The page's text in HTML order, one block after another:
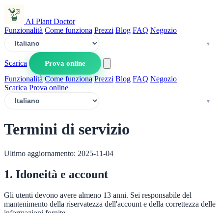
AI Plant Doctor
Funzionalità Come funziona Prezzi Blog FAQ Negozio
Scarica
Prova online
Funzionalità Come funziona Prezzi Blog FAQ Negozio
Scarica Prova online
Termini di servizio
Ultimo aggiornamento: 2025-11-04
1. Idoneità e account
Gli utenti devono avere almeno 13 anni. Sei responsabile del
mantenimento della riservatezza dell'account e della correttezza delle